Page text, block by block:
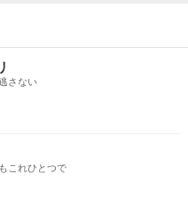
さない
これひとつで